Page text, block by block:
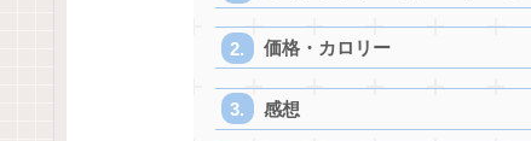
価格・カロリー
感想